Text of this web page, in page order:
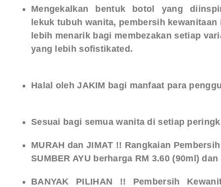
Mengekalkan bentuk botol yang
lekuk tubuh wanita, pembersih
lebih menarik bagi membezakan setiap
yang lebih sofistikated.
Halal olehJAKIM bagi manfaat para
Sesuai bagi semua wanita di setiap
MURAH dan JIMAT !! Rangkaian
SUMBER AYU berharga RM 3.60 (90ml)
BANYAK PILIHAN !! Pembersih